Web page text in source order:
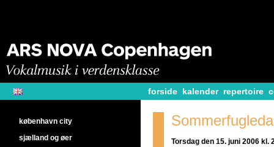
forside kalender repertoire
Torsdag den 15. juni 2006 kl.
københavn city
sjælland og øer